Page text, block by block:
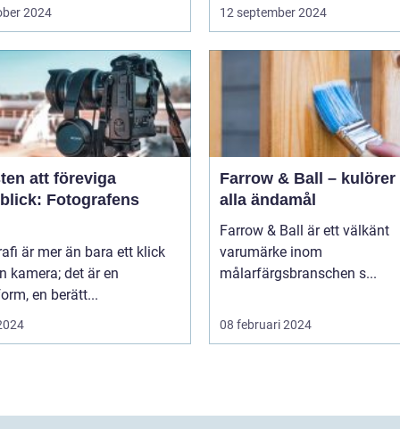
2024 12 september 2024
att föreviga
Fotografens
är mer än bara ett klick
kamera; det är en
en berätt...
Farrow & Ball – kulörer
alla ändamål
Farrow & Ball är ett välkänt
varumärke inom
målarfärgsbranschen s...
08 februari 2024